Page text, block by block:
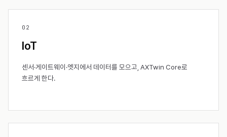
0 2
IoT
센서·게이트웨이·엣지에서 데이터를 모으고, AXTwin Core로
흐르게 한다.